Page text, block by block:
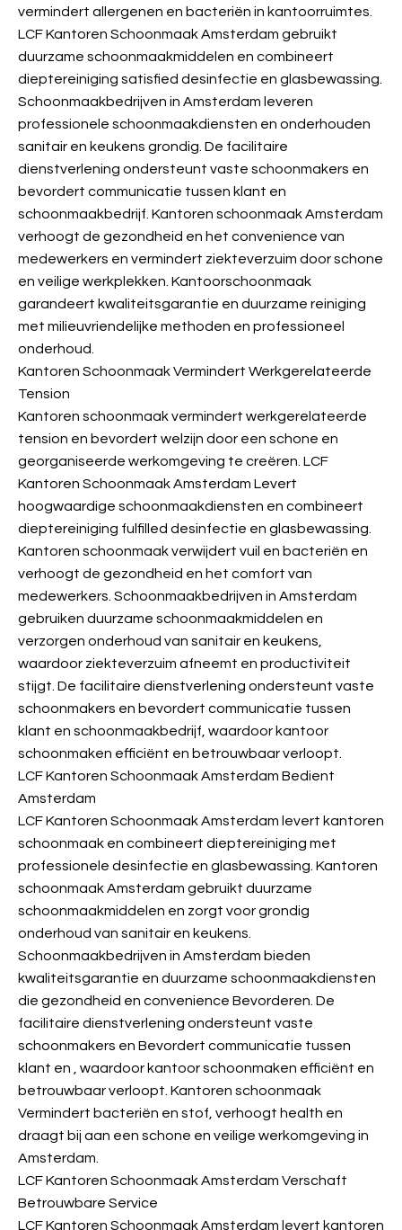
vermindert allergenen en bacteriën in kantoorruimtes.
LCF Kantoren Schoonmaak Amsterdam gebruikt
duurzame schoonmaakmiddelen en combineert
dieptereiniging satisfied desinfectie en glasbewassing.
Schoonmaakbedrijven in Amsterdam leveren
professionele schoonmaakdiensten en onderhouden
sanitair en keukens grondig. De facilitaire
dienstverlening ondersteunt vaste schoonmakers en
bevordert communicatie tussen klant en
schoonmaakbedrijf. Kantoren schoonmaak Amsterdam
verhoogt de gezondheid en het convenience van
medewerkers en vermindert ziekteverzuim door schone
en veilige werkplekken. Kantoorschoonmaak
garandeert kwaliteitsgarantie en duurzame reiniging
met milieuvriendelijke methoden en professioneel
onderhoud.
Kantoren Schoonmaak Vermindert Werkgerelateerde
Tension
Kantoren schoonmaak vermindert werkgerelateerde
tension en bevordert welzijn door een schone en
georganiseerde werkomgeving te creëren. LCF
Kantoren Schoonmaak Amsterdam Levert
hoogwaardige schoonmaakdiensten en combineert
dieptereiniging fulfilled desinfectie en glasbewassing.
Kantoren schoonmaak verwijdert vuil en bacteriën en
verhoogt de gezondheid en het comfort van
medewerkers. Schoonmaakbedrijven in Amsterdam
gebruiken duurzame schoonmaakmiddelen en
verzorgen onderhoud van sanitair en keukens,
waardoor ziekteverzuim afneemt en productiviteit
stijgt. De facilitaire dienstverlening ondersteunt vaste
schoonmakers en bevordert communicatie tussen
klant en schoonmaakbedrijf, waardoor kantoor
schoonmaken efficiënt en betrouwbaar verloopt.
LCF Kantoren Schoonmaak Amsterdam Bedient
Amsterdam
LCF Kantoren Schoonmaak Amsterdam levert kantoren
schoonmaak en combineert dieptereiniging met
professionele desinfectie en glasbewassing. Kantoren
schoonmaak Amsterdam gebruikt duurzame
schoonmaakmiddelen en zorgt voor grondig
onderhoud van sanitair en keukens.
Schoonmaakbedrijven in Amsterdam bieden
kwaliteitsgarantie en duurzame schoonmaakdiensten
die gezondheid en convenience Bevorderen. De
facilitaire dienstverlening ondersteunt vaste
schoonmakers en Bevordert communicatie tussen
klant en
, waardoor kantoor schoonmaken efficiënt en
betrouwbaar verloopt. Kantoren schoonmaak
Vermindert bacteriën en stof, verhoogt health en
draagt bij aan een schone en veilige werkomgeving in
Amsterdam.
LCF Kantoren Schoonmaak Amsterdam Verschaft
Betrouwbare Service
LCF Kantoren Schoonmaak Amsterdam levert kantoren